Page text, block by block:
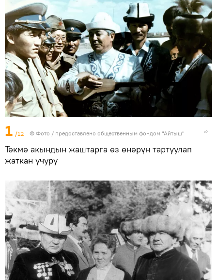
1 /12 © Фото / предоставлено общественным фондом "Айтыш"
Төкмө акындын жаштарга өз өнөрүн тартуулап
жаткан учуру